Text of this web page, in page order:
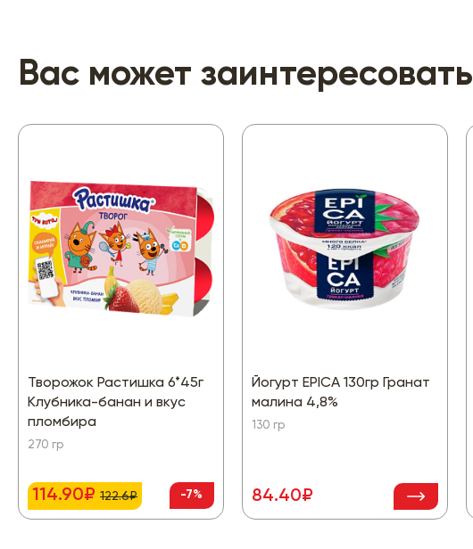
Вас может заинтересовать
Творожок Растишка 6*45г
Клубника-банан и вкус
пломбира
270 гр
114.90₽ 122.6₽ -7%
Йогурт EPICA 130гр Гранат
малина 4,8%
130 гр
84.40₽